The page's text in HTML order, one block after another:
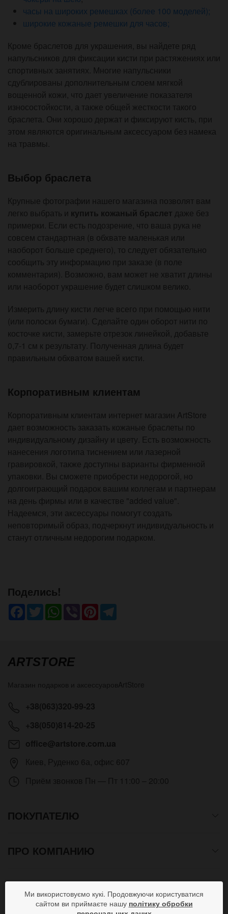
часы на широких ремешках (более 100 моделей);
широкие кожаные ремешки для часов;
Кроме браслетов для украшения, вы найдете ряд
напульсников для фиксации кисти при растяжениях или
спортивных занятиях. Многие напульсники
сдублированы дополнительным слоем мягкой
вощенной кожи, что дает увеличение показателя
износостойкости, а также общей жесткости такого
браслета. Они хорошо держат и фиксируют кисть, при
этом являются оригинальным аксессуаром без намека
на травмы.
Выбор браслета
Крупные фотографии нашего магазина позволят вам
легко выбрать и купить кожаный браслет даже без
примерки. Если есть подозрение, что ваша рука не
совсем стандартная (в обхвате маленькая или
наоборот больше среднего), то следует обязательно
сообщить эту информацию при заказе (в поле
комментария). Возможно, вам может не хватит длины
или наоборот украшение будет слишком велико.
Измерить длину кисти легче всего при помощью нити
(или полоски бумаги). Сделайте один оборот нити по
косточке кисти, замерьте отрезок линейкой, добавьте
0,7-1 см к результату. Полученная длина будет
правильным обхватом вашей кисти.
Корпоративным клиентам
Корпоративным клиентам интернет магазин ArtStore
дает возможность заказать кожаные браслеты по
индивидуальному дизайну и цвету. Есть возможность
нанесения логотипа тиснением или лазерной
гравировкой, также доступны варианты фирменной
упаковки. Вы сможете приобрести недорогой, но
долгоиграющий подарок вашим коллегам и партнерам
на день фирмы или в качестве "added value".
Надеемся, эти аксессуары помогут создать
неповторимый образ, подчеркнут индивидуальность и
станут отличным недорогим подарком.
Поделись!
Facebook
TwitterWhatsApp
ViberPinterest
ARTSTORE
ПОКУПАТЕЛЮ
ПРО КОМПАНИЮ
СПОСОБЫ ОПЛАТЫ
Ми використовуємо кукі. Продовжуючи користуватися
сайтом ви приймаєте нашу політику обробки